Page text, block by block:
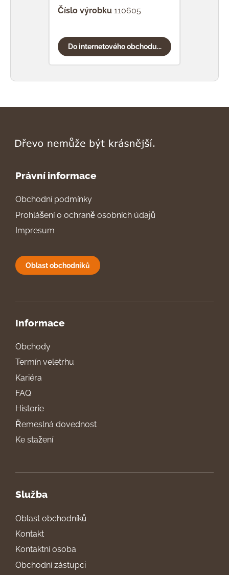
Číslo výrobku 110605
Do internetového obchodu...
Právní informace
Obchodní podmínky
Prohlášení o ochraně osobních údajů
Impresum
Oblast obchodníků
Informace
Obchody
Termín veletrhu
Kariéra
FAQ
Historie
Řemeslná dovednost
Ke stažení
Služba
Oblast obchodníků
Kontakt
Kontaktní osoba
Obchodní zástupci